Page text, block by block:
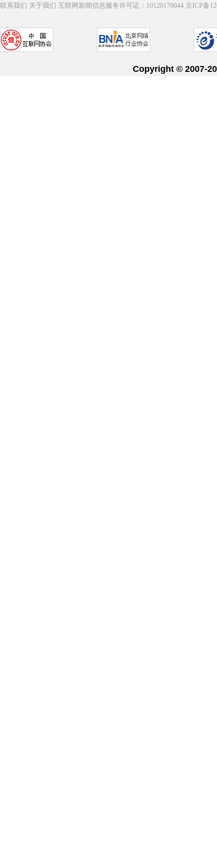
联系我们 关于我们 互联网新闻信息服务许可证：10120170044 京ICP备
Copyright © 2007-